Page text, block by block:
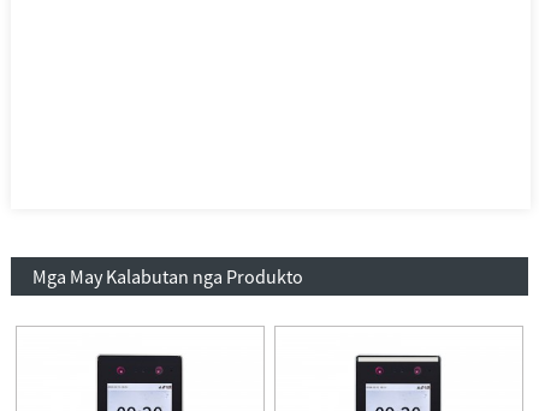
Mga May Kalabutan nga Produkto